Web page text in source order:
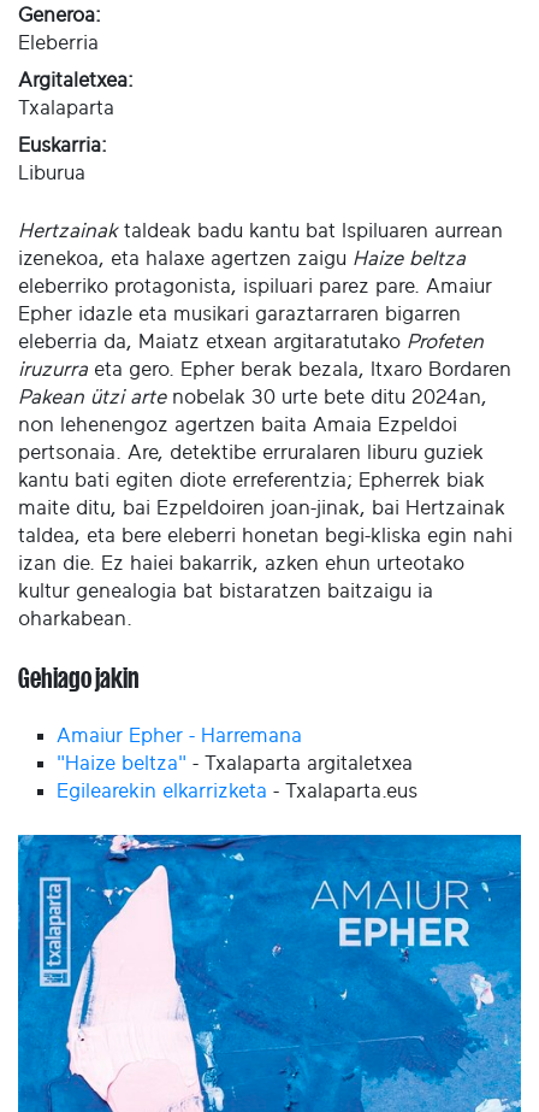
Generoa:
Eleberria
Argitaletxea:
Txalaparta
Euskarria:
Liburua
Hertzainaktaldeak badu kantu bat Ispiluaren aurrean
izenekoa, eta halaxe agertzen zaigu Haize beltza
eleberriko protagonista, ispiluari parez pare. Amaiur
Epher idazle eta musikari garaztarraren bigarren
eleberria da, Maiatz etxean argitaratutako Profeten
iruzurra eta gero. Epher berak bezala, Itxaro Bordaren
Pakean ützi artenobelak 30 urte bete ditu 2024an,
non lehenengoz agertzen baita Amaia Ezpeldoi
pertsonaia. Are, detektibe erruralaren liburu guziek
kantu bati egiten diote erreferentzia; Epherrek biak
maite ditu, bai Ezpeldoiren joan-jinak, bai Hertzainak
taldea, eta bere eleberri honetan begi-kliska egin nahi
izan die. Ez haiei bakarrik, azken ehun urteotako
kultur genealogia bat bistaratzen baitzaigu ia
oharkabean.
Gehiago jakin
Amaiur Epher - Harremana
"Haize beltza" - Txalaparta argitaletxea
Egilearekin elkarrizketa - Txalaparta.eus